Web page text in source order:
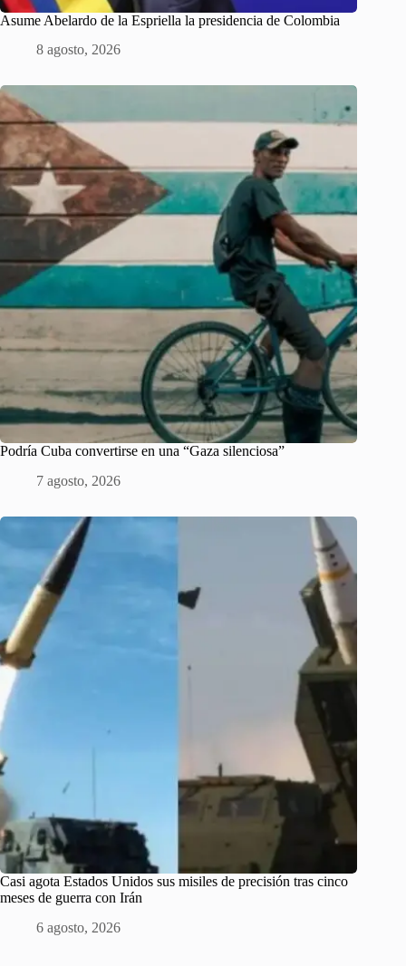
Asume Abelardo de la Espriella la presidencia de Colombia
8 agosto, 2026
Podría Cuba convertirse en una “Gaza silenciosa”
7 agosto, 2026
Casi agota Estados Unidos sus misiles de precisión tras cinco
meses de guerra con Irán
6 agosto, 2026